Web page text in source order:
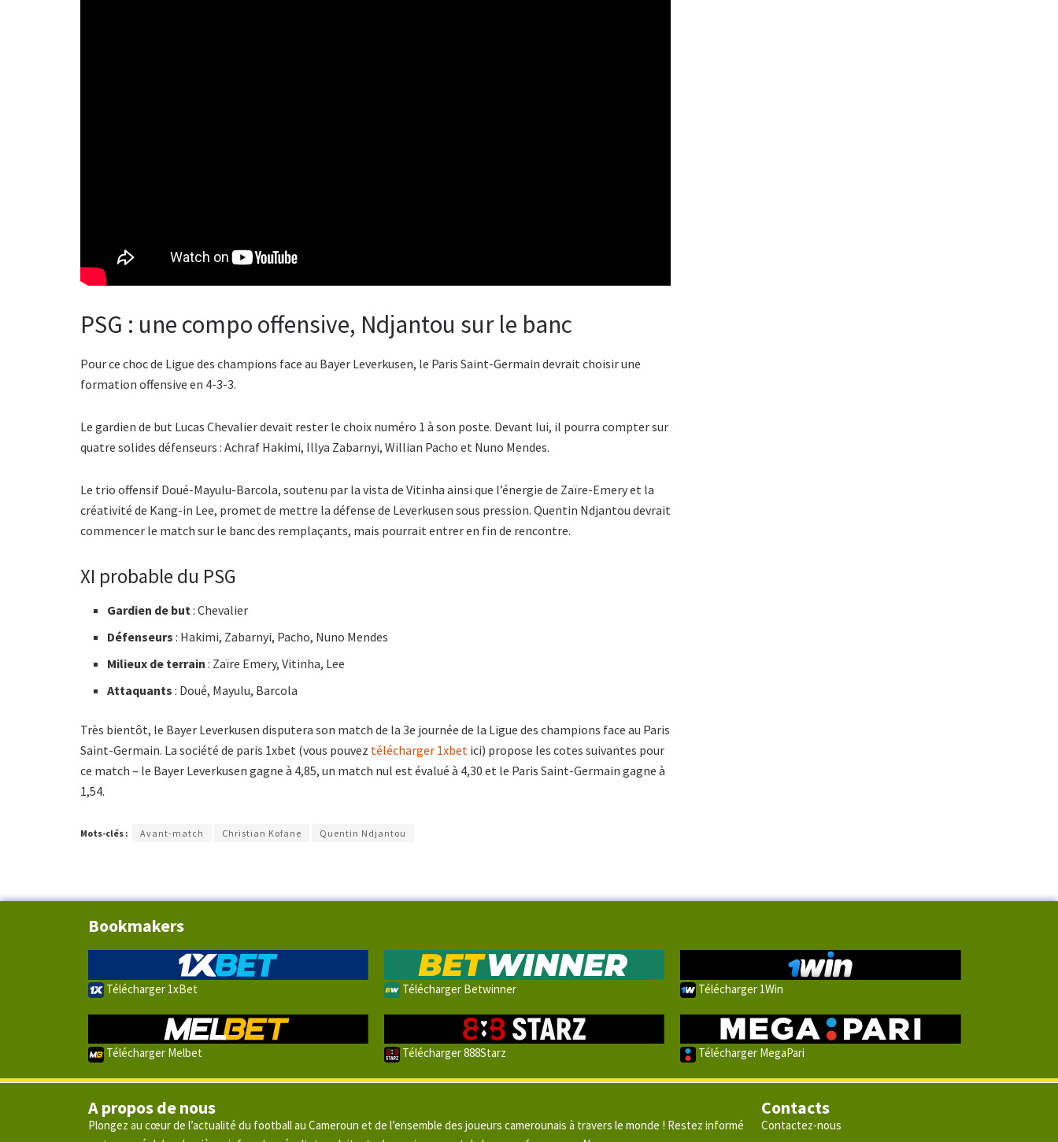
PSG : une compo offensive, Ndjantou sur le banc
Pour ce choc de Ligue des champions face au Bayer Leverkusen, le Paris Saint-Germain devrait choisir une
formation offensive en 4-3-3.
Le gardien de but Lucas Chevalier devait rester le choix numéro 1 à son poste. Devant lui, il pourra compter sur
quatre solides défenseurs : Achraf Hakimi, Illya Zabarnyi, Willian Pacho et Nuno Mendes.
Le trio offensif Doué-Mayulu-Barcola, soutenu par la vista de Vitinha ainsi que l’énergie de Zaïre-Emery et la
créativité de Kang-in Lee, promet de mettre la défense de Leverkusen sous pression. Quentin Ndjantou devrait
commencer le match sur le banc des remplaçants, mais pourrait entrer en fin de rencontre.
XI probable du PSG
Gardien de but: Chevalier
Défenseurs : Hakimi, Zabarnyi, Pacho, Nuno Mendes
Milieux de terrain : Zaïre Emery, Vitinha, Lee
Attaquants : Doué, Mayulu, Barcola
Très bientôt, le Bayer Leverkusen disputera son match de la 3e journée de la Ligue des champions face au Paris
Saint-Germain. La société de paris 1xbet (vous pouvez télécharger 1xbet ici) propose les cotes suivantes pour
ce match – le Bayer Leverkusen gagne à 4,85, un match nul est évalué à 4,30 et le Paris Saint-Germain gagne à
1,54.
Mots-clés : Avant-match Christian Kofane Quentin Ndjantou
Bookmakers
Télécharger 1xBet Télécharger Betwinner Télécharger 1Win
Télécharger Melbet Télécharger 888Starz Télécharger MegaPari
A propos de nous
Plongez au cœur de l’actualité du football au Cameroun et de l’ensemble des joueurs camerounais à travers le monde ! Restez informé
Contacts
Contactez-nous